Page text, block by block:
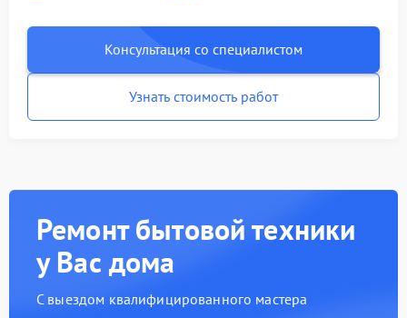
Консультация со специалистом
Узнать стоимость работ
Ремонт бытовой техники
у Вас дома
С выездом квалифицированного мастера